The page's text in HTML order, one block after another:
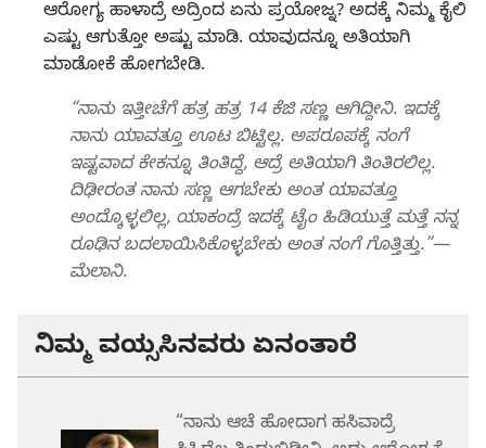
ಆರೋಗ್ಯ ಹಾಳಾದ್ರೆ ಅದ್ರಿಂದ ಏನು ಪ್ರಯೋಜ್ನ? ಅದಕ್ಕೆ ನಿಮ್ಮ ಕೈಲಿ
ಎಷ್ಟು ಆಗುತ್ತೋ ಅಷ್ಟು ಮಾಡಿ. ಯಾವುದನ್ನೂ ಅತಿಯಾಗಿ
ಮಾಡೋಕೆ ಹೋಗಬೇಡಿ.
“ನಾನು ಇತ್ತೀಚೆಗೆ ಹತ್ರ ಹತ್ರ 14 ಕೆಜಿ ಸಣ್ಣ ಆಗಿದ್ದೀನಿ. ಇದಕ್ಕೆ
ನಾನು ಯಾವತ್ತೂ ಊಟ ಬಿಟ್ಟಿಲ್ಲ. ಅಪರೂಪಕ್ಕೆ ನಂಗೆ
ಇಷ್ಟವಾದ ಕೇಕನ್ನೂ ತಿಂತಿದ್ದೆ, ಆದ್ರೆ ಅತಿಯಾಗಿ ತಿಂತಿರಲಿಲ್ಲ.
ದಿಢೀರಂತ ನಾನು ಸಣ್ಣ ಆಗಬೇಕು ಅಂತ ಯಾವತ್ತೂ
ಅಂದ್ಕೊಳ್ಳಲಿಲ್ಲ, ಯಾಕಂದ್ರೆ ಇದಕ್ಕೆ ಟೈಂ ಹಿಡಿಯುತ್ತೆ ಮತ್ತೆ ನನ್ನ
ರೂಢಿನ ಬದಲಾಯಿಸಿಕೊಳ್ಳಬೇಕು ಅಂತ ನಂಗೆ ಗೊತ್ತಿತ್ತು.”—
ಮೆಲಾನಿ.
ನಿಮ್ಮ ವಯ್ಸಸಿನವರು ಏನಂತಾರೆ
“ನಾನು ಆಚೆ ಹೋದಾಗ ಹಸಿವಾದ್ರೆ